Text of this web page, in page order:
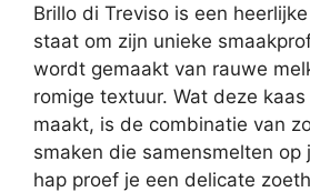
Brillo di Treviso is een
staat om zijn unieke
wordt gemaakt van rauwe
romige textuur. Wat deze
maakt, is de combinatie van
smaken die samensmelten op
hap proef je een delicate